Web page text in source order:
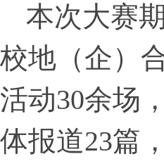
本次大赛
校地（企）
活动30余场
体报道23篇